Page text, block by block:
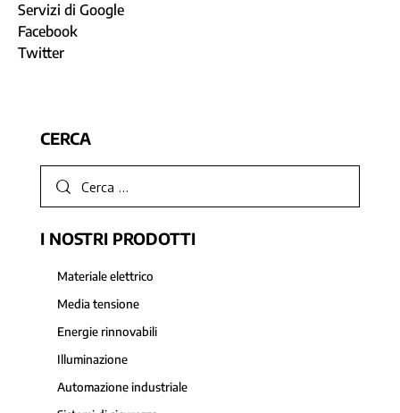
Servizi di Google
Facebook
Twitter
CERCA
I NOSTRI PRODOTTI
Materiale elettrico
Media tensione
Energie rinnovabili
Illuminazione
Automazione industriale